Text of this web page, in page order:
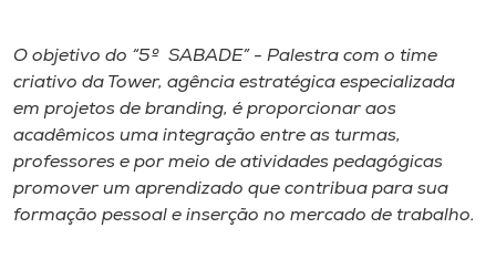
CPA
Biblioteca
Editora
O objetivo do “5º SABADE” - Palestra com o time
criativo da Tower, agência estratégica especializada
em projetos de branding, é proporcionar aos
acadêmicos uma integração entre as turmas,
professores e por meio de atividades pedagógicas
promover um aprendizado que contribua para sua
formação pessoal e inserção no mercado de trabalho.